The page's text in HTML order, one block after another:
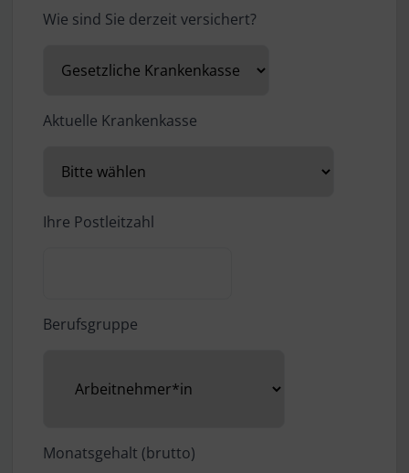
Wie sind Sie derzeit versichert?
Aktuelle Krankenkasse
Ihre Postleitzahl
Berufsgruppe
Monatsgehalt (brutto)